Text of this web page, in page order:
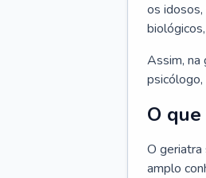
os
Assim, na
O
O geriatra
amplo